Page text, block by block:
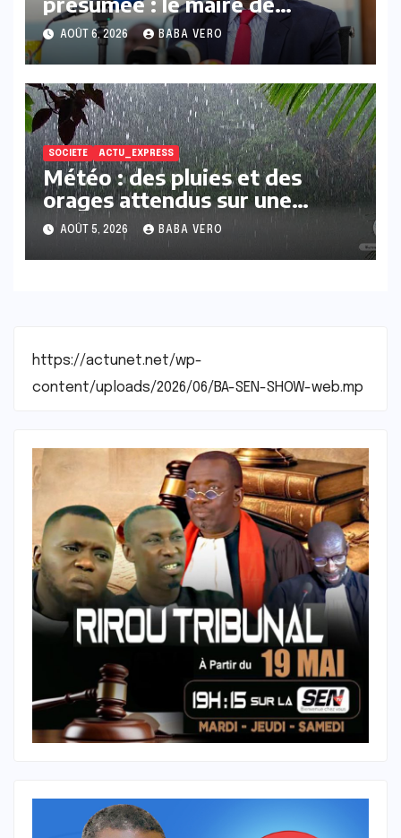
Ziguinchor Djibril Sonko
sommé de s’expliquer
AOÛT 6, 2026 BABA VERO
SOCIETE ACTU_EXPRESS
Météo : des pluies et des
orages attendus sur une
grande partie du Sénégal dans
les prochaines 72 heures
AOÛT 5, 2026 BABA VERO
https://actunet.net/wp-
content/uploads/2026/06/BA-SEN-SHOW-web.mp